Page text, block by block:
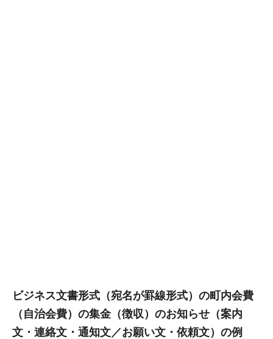
ビジネス文書形式（宛名が罫線形式）の町内会費
（自治会費）の集金（徴収）のお知らせ（案内
文・連絡文・通知文／お願い文・依頼文）の例